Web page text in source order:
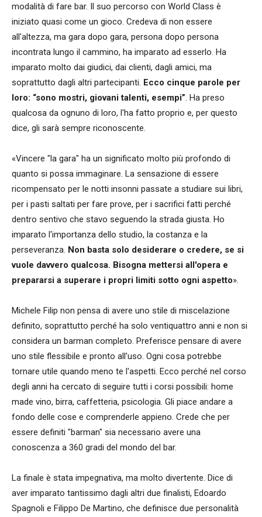
modalità di fare bar. Il suo percorso con World Class è
iniziato quasi come un gioco. Credeva di non essere
all'altezza, ma gara dopo gara, persona dopo persona
incontrata lungo il cammino, ha imparato ad esserlo. Ha
imparato molto dai giudici, dai clienti, dagli amici, ma
soprattutto dagli altri partecipanti. Ecco cinque parole per
loro: “sono mostri, giovani talenti, esempi”. Ha preso
qualcosa da ognuno di loro, l'ha fatto proprio e, per questo
dice, gli sarà sempre riconoscente.
«Vincere "la gara" ha un significato molto più profondo di
quanto si possa immaginare. La sensazione di essere
ricompensato per le notti insonni passate a studiare sui libri,
per i pasti saltati per fare prove, per i sacrifici fatti perché
dentro sentivo che stavo seguendo la strada giusta. Ho
imparato l'importanza dello studio, la costanza e la
perseveranza. Non basta solo desiderare o credere, se si
vuole davvero qualcosa. Bisogna mettersi all'opera e
prepararsi a superare i propri limiti sotto ogni aspetto».
Michele Filip non pensa di avere uno stile di miscelazione
definito, soprattutto perché ha solo ventiquattro anni e non si
considera un barman completo. Preferisce pensare di avere
uno stile flessibile e pronto all'uso. Ogni cosa potrebbe
tornare utile quando meno te l'aspetti. Ecco perché nel corso
degli anni ha cercato di seguire tutti i corsi possibili: home
made vino, birra, caffetteria, psicologia. Gli piace andare a
fondo delle cose e comprenderle appieno. Crede che per
essere definiti "barman" sia necessario avere una
conoscenza a 360 gradi del mondo del bar.
La finale è stata impegnativa, ma molto divertente. Dice di
aver imparato tantissimo dagli altri due finalisti, Edoardo
Spagnoli e Filippo De Martino, che definisce due personalità